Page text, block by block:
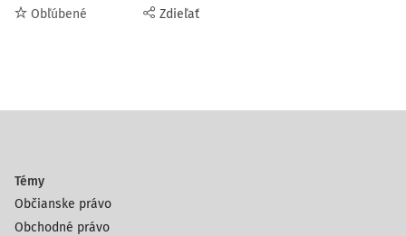
Obľúbené Zdieľať
Témy
Občianske právo
Obchodné právo